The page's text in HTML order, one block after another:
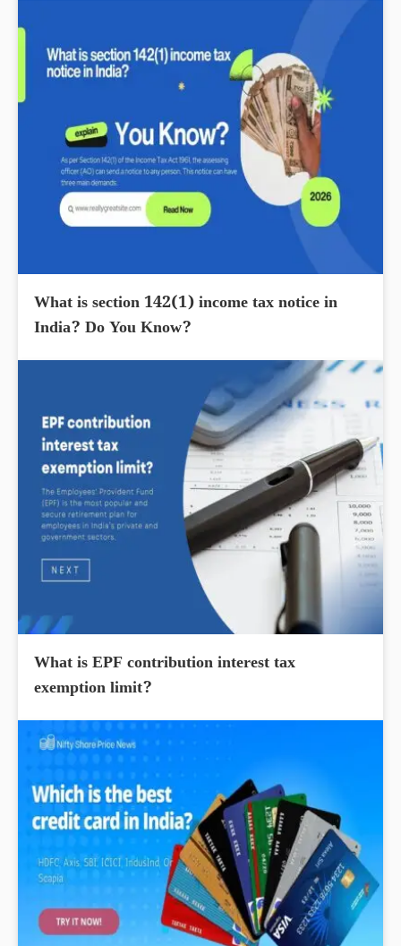
What is section 142(1) income tax notice in
India? Do You Know?
What is EPF contribution interest tax
exemption limit?